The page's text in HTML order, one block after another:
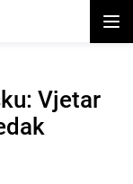
Vjetar